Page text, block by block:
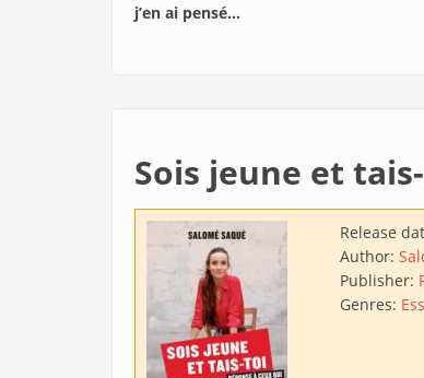
j’en ai pensé…
Sois jeune et
Release
Author:
Publisher:
Genres: